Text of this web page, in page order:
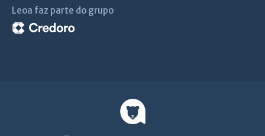
Leoa faz parte do grupo